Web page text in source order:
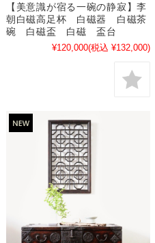
【美意識が宿る一碗の静寂】李
朝白磁高足杯 白磁器 白磁茶
碗 白磁盃 白磁 盃台
¥120,000(税込 ¥132,000)